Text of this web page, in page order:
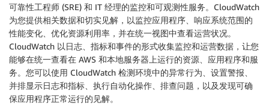
可靠性工程师 (SRE) 和 IT 经理的监控和可观测性服务。CloudWatch
为您提供相关数据和切实见解，以监控应用程序、响应系统范围的
性能变化、优化资源利用率，并在统一视图中查看运营状况。
CloudWatch 以日志、指标和事件的形式收集监控和运营数据，让您
能够在统一查看在 AWS 和本地服务器上运行的资源、应用程序和服
务。您可以使用 CloudWatch 检测环境中的异常行为、设置警报、
并排显示日志和指标、执行自动化操作、排查问题，以及发现可确
保应用程序正常运行的见解。